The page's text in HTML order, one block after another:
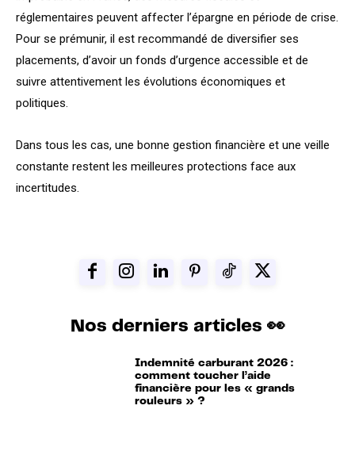
réglementaires peuvent affecter l’épargne en période de crise.
Pour se prémunir, il est recommandé de diversifier ses
placements, d’avoir un fonds d’urgence accessible et de
suivre attentivement les évolutions économiques et
politiques.
Dans tous les cas, une bonne gestion financière et une veille
constante restent les meilleures protections face aux
incertitudes.
Nos derniers articles 👀
Indemnité carburant 2026 :
comment toucher l’aide
financière pour les « grands
rouleurs » ?